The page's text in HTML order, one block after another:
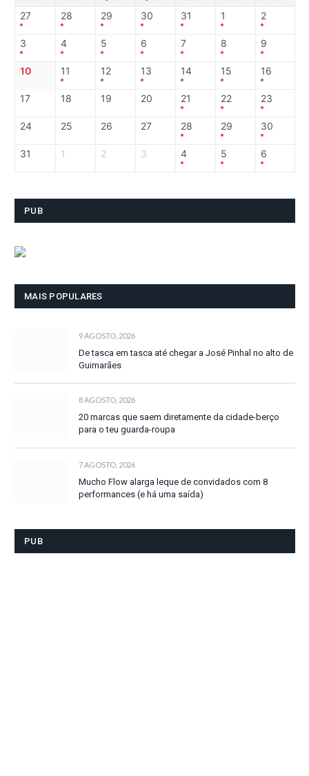
27 28 29 30 31 1 2
3 4 5 6 7 8 9
10 11 12 13 14 15 16
17 18 19 20 21 22 23
24 25 26 27 28 29 30
31 1 2 3 4 5 6
PUB
MAIS POPULARES
9 AGOSTO, 2026
De tasca em tasca até chegar a José Pinhal no alto de
Guimarães
8 AGOSTO, 2026
20 marcas que saem diretamente da cidade-berço
para o teu guarda-roupa
7 AGOSTO, 2026
Mucho Flow alarga leque de convidados com 8
performances (e há uma saída)
PUB